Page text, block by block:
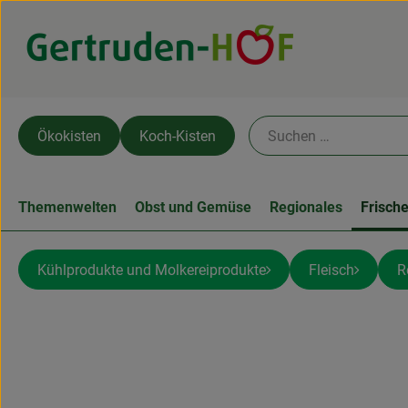
Ökokisten Koch-Kisten
Themenwelten Obst und Gemüse Regionales
Kühlprodukte und Molkereiprodukte Fleisch